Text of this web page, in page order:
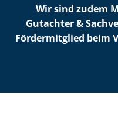
Wir sind zudem
Gutachter &
Fördermitglied beim